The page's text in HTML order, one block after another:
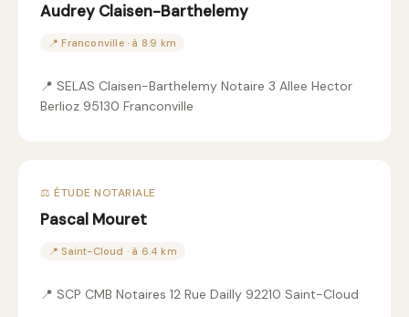
Audrey Claisen-Barthelemy
📍 Franconville · à 8.9 km
📍 SELAS Claisen-Barthelemy Notaire 3 Allee Hector
Berlioz 95130 Franconville
⚖️ ÉTUDE NOTARIALE
Pascal Mouret
📍 Saint-Cloud · à 6.4 km
📍 SCP CMB Notaires 12 Rue Dailly 92210 Saint-Cloud